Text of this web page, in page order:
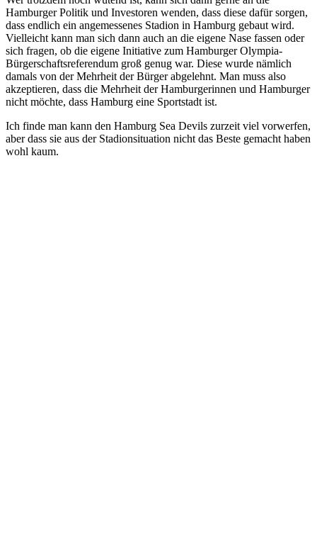
Hamburger Politik und Investoren wenden, dass diese dafür sorgen,
dass endlich ein angemessenes Stadion in Hamburg gebaut wird.
Vielleicht kann man sich dann auch an die eigene Nase fassen oder
sich fragen, ob die eigene Initiative zum Hamburger Olympia-
Bürgerschaftsreferendum groß genug war. Diese wurde nämlich
damals von der Mehrheit der Bürger abgelehnt. Man muss also
akzeptieren, dass die Mehrheit der Hamburgerinnen und Hamburger
nicht möchte, dass Hamburg eine Sportstadt ist.
Ich finde man kann den Hamburg Sea Devils zurzeit viel vorwerfen,
aber dass sie aus der Stadionsituation nicht das Beste gemacht haben
wohl kaum.